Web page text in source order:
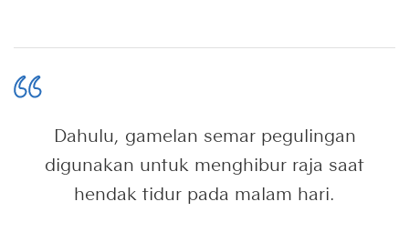
Dahulu, gamelan semar pegulingan
digunakan untuk menghibur raja saat
hendak tidur pada malam hari.